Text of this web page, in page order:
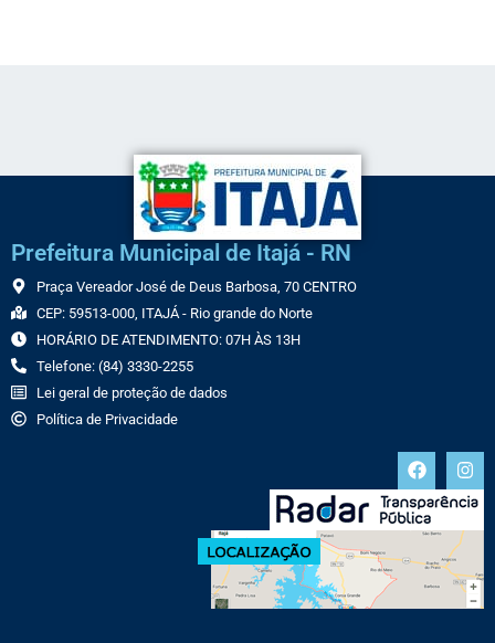
Prefeitura Municipal de Itajá - RN
Praça Vereador José de Deus Barbosa, 70 CENTRO
CEP: 59513-000, ITAJÁ - Rio grande do Norte
HORÁRIO DE ATENDIMENTO: 07H ÀS 13H
Telefone: (84) 3330-2255
Lei geral de proteção de dados
Política de Privacidade